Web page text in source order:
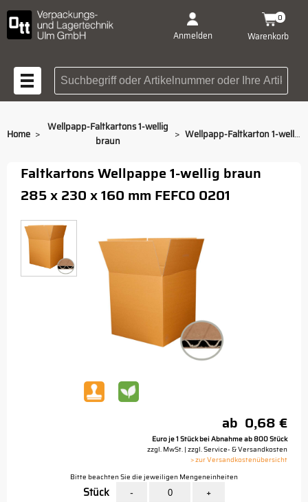
Anmelden Warenkorb
0
Suchbegriff oder
Home > Wellpapp-Faltkartons 1-wellig
braun
> Wellpapp-Faltkarton 1-wellig braun 285 x 230 x 160 mm
Faltkartons Wellpappe 1-wellig braun
285 x 230 x 160 mm FEFCO 0201
ab 0,68 €
Euro je 1 Stück bei Abnahme ab 800 Stück
zzgl. MwSt. | zzgl. Service- & Versandkosten
> zur Versandkostenübersicht
Bitte beachten Sie die jeweiligen Mengeneinheiten
Stück - +